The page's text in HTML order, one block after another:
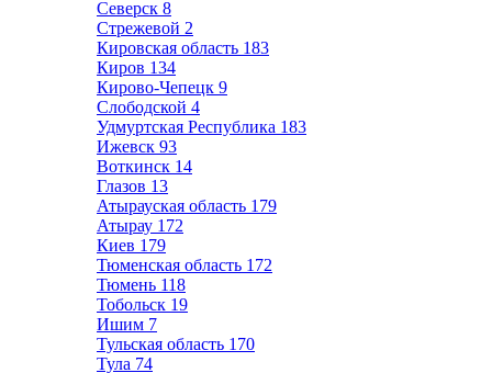
Северск 8
Стрежевой 2
Кировская область 183
Киров 134
Кирово-Чепецк 9
Слободской 4
Удмуртская Республика 183
Ижевск 93
Воткинск 14
Глазов 13
Атырауская область 179
Атырау 172
Киев 179
Тюменская область 172
Тюмень 118
Тобольск 19
Ишим 7
Тульская область 170
Тула 74